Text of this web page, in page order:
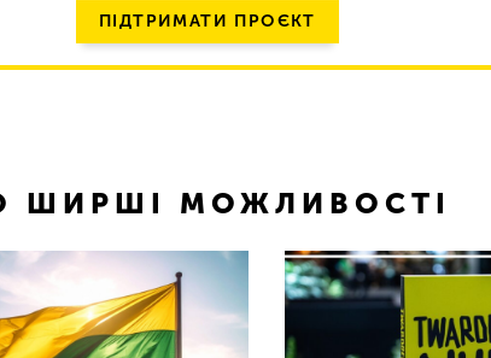
ПІДТРИМАТИ ПРОЄКТ
ШИРШІ МОЖЛИВОСТІ